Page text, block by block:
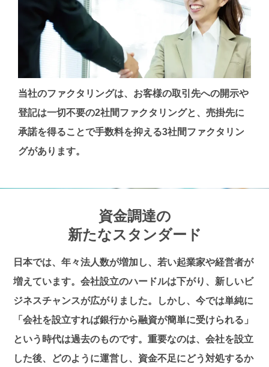
当社のファクタリングは、お客様の取引先への開示や
登記は一切不要の2社間ファクタリングと、売掛先に
承諾を得ることで手数料を抑える3社間ファクタリン
グがあります。
資金調達の
新たなスタンダード
日本では、年々法人数が増加し、若い起業家や経営者が
増えています。会社設立のハードルは下がり、新しいビ
ジネスチャンスが広がりました。しかし、今では単純に
「会社を設立すれば銀行から融資が簡単に受けられる」
という時代は過去のものです。重要なのは、会社を設立
した後、どのように運営し、資金不足にどう対処するか